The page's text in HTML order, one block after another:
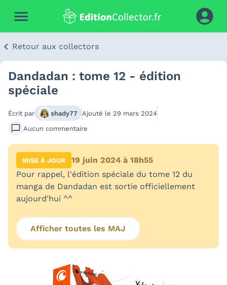
Retour aux collectors
Dandadan : tome 12 - édition
spéciale
Écrit par shady77 Ajouté le 29 mars 2024
Aucun commentaire
MISE À JOUR
19 juin 2024 à 18h55
Pour rappel, l'édition spéciale du tome 12 du
manga de Dandadan est sortie officiellement
aujourd'hui ^^
Afficher toutes les MAJ